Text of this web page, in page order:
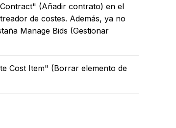
(Añadir contrato) en el
de costes. Además, ya no
Manage Bids (Gestionar
Cost Item" (Borrar elemento de